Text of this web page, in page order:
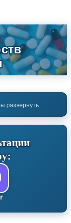
развернуть